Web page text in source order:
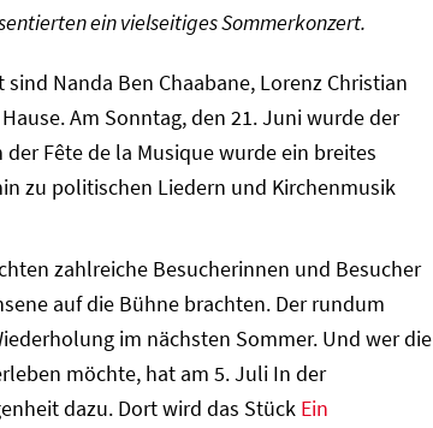
ein vielseitiges Sommerkonzert.
Nanda Ben Chaabane, Lorenz Christian
Am Sonntag, den 21. Juni wurde der
Fête de la Musique wurde ein breites
zu politischen Liedern und Kirchenmusik
zahlreiche Besucherinnen und Besucher
auf die Bühne brachten. Der rundum
im nächsten Sommer. Und wer die
möchte, hat am 5. Juli In der
dazu. Dort wird das Stück Ein